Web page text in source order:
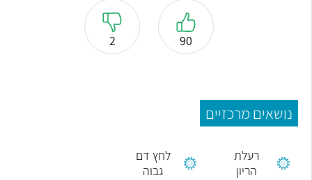
90
2
נושאים מרכזיים
רעלת
הריון
לחץ דם
גבוה